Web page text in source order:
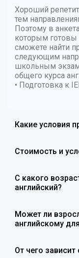
Хороший
тем
Поэтому в
которым готовы
сможете найти
следующим
школьным
общего курса
• Подготовка к
Какие условия
Стоимость и
С какого
английский?
Может ли
английскому
От чего